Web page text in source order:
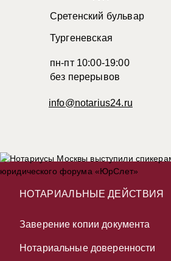
Сретенский бульвар
Тургеневская
пн-пт 10:00-19:00
без перерывов
info@notarius24.ru
НОТАРИАЛЬНЫЕ ДЕЙСТВИЯ
Заверение копии документа
Нотариальные доверенности